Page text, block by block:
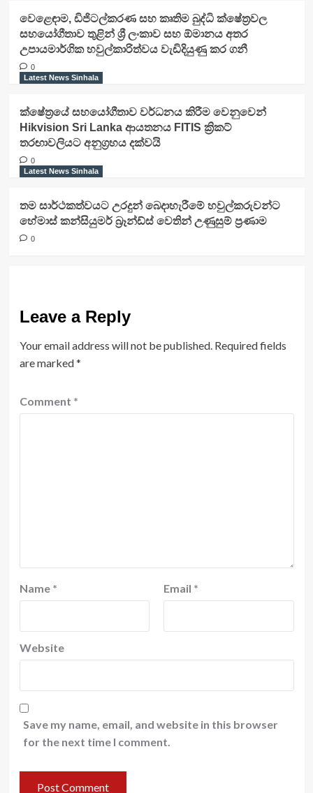
වෙළෙඳාම, ඩිජිටල්කරණ සහ කෘතිම බුද්ධි ක්ෂේත්‍රවල
සහයෝගීතාව තුළින් ශ්‍රී ලංකාව සහ ඕමානය අතර
උපායමාර්ගික හවුල්කාරිත්වය වැඩිදියුණු කර ගනී
0
Latest News Sinhala
ක්ෂේත්‍රයේ සහයෝගීතාව වර්ධනය කිරීම වෙනුවෙන්
Hikvision Sri Lanka ආයතනය FITIS ක්‍රිකට්
තරඟාවලියට අනුග්‍රහය දක්වයි
0
Latest News Sinhala
තම සාර්ථකත්වයට උරදුන් බෙදාහැරීමේ හවුල්කරුවන්ට
හේමාස් කන්සියුමර් බ්‍රෑන්ඩ්ස් වෙතින් උණුසුම් ප්‍රණාම
0
Leave a Reply
Your email address will not be published. Required fields
are marked*
Comment *
Name * Email *
Website
Save my name, email, and website in this browser
for the next time I comment.